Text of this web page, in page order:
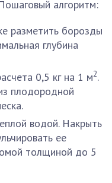
алгоритм:
разметить борозды
глубина
0,5 кг на 1 м2.
плодородной
водой. Накрыть
ее
толщиной до 5